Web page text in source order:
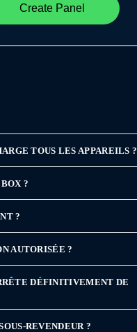
Create Panel
TOUS LES APPAREILS ?
?
?
AUTORISÉE ?
DÉFINITIVEMENT DE
REVENDEUR ?